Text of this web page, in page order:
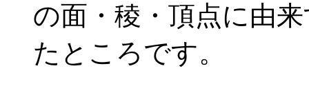
の面・稜・頂点に由
たところです。